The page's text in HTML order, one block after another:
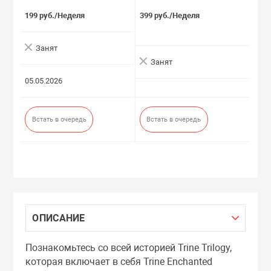
199 руб./Неделя
Занят
05.05.2026
Встать в очередь
399 руб./Неделя
Занят
Встать в очередь
ОПИСАНИЕ
Познакомьтесь со всей историей Trine Trilogy,
которая включает в себя Trine Enchanted